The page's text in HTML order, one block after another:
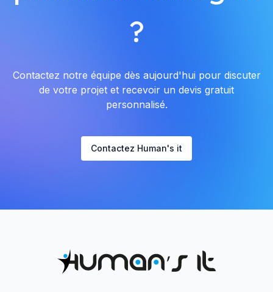
?
Contactez notre équipe dès aujourd'hui pour discuter
de votre projet et recevoir un devis gratuit
personnalisé.
Contactez Human's it